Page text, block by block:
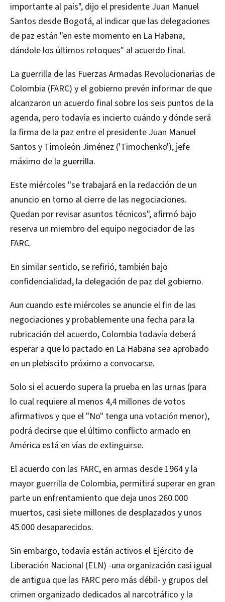
importante al país", dijo el presidente Juan Manuel
Santos desde Bogotá, al indicar que las delegaciones
de paz están "en este momento en La Habana,
dándole los últimos retoques" al acuerdo final.
La guerrilla de las Fuerzas Armadas Revolucionarias de
Colombia (FARC) y el gobierno prevén informar de que
alcanzaron un acuerdo final sobre los seis puntos de la
agenda, pero todavía es incierto cuándo y dónde será
la firma de la paz entre el presidente Juan Manuel
Santos y Timoleón Jiménez ('Timochenko'), jefe
máximo de la guerrilla.
Este miércoles "se trabajará en la redacción de un
anuncio en torno al cierre de las negociaciones.
Quedan por revisar asuntos técnicos", afirmó bajo
reserva un miembro del equipo negociador de las
FARC.
En similar sentido, se refirió, también bajo
confidencialidad, la delegación de paz del gobierno.
Aun cuando este miércoles se anuncie el fin de las
negociaciones y probablemente una fecha para la
rubricación del acuerdo, Colombia todavía deberá
esperar a que lo pactado en La Habana sea aprobado
en un plebiscito próximo a convocarse.
Solo si el acuerdo supera la prueba en las urnas (para
lo cual requiere al menos 4,4 millones de votos
afirmativos y que el "No" tenga una votación menor),
podrá decirse que el último conflicto armado en
América está en vías de extinguirse.
El acuerdo con las FARC, en armas desde 1964 y la
mayor guerrilla de Colombia, permitirá superar en gran
parte un enfrentamiento que deja unos 260.000
muertos, casi siete millones de desplazados y unos
45.000 desaparecidos.
Sin embargo, todavía están activos el Ejército de
Liberación Nacional (ELN) -una organización casi igual
de antigua que las FARC pero más débil- y grupos del
crimen organizado dedicados al narcotráfico y la